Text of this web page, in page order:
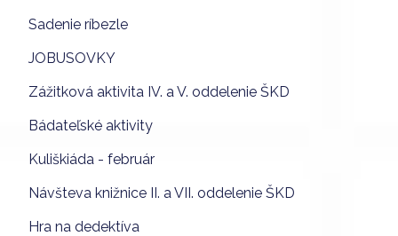
Sadenie ríbezle
JOBUSOVKY
Zážitková aktivita IV. a V. oddelenie ŠKD
Bádateľské aktivity
Kuliškiáda - február
Návšteva knižnice II. a VII. oddelenie ŠKD
Hra na dedektíva